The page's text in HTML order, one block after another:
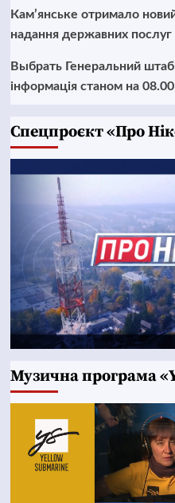
Кам’янське отримало
надання державних
Выбрать Генеральний
інформація станом на
Cпецпроєкт «Про
Музична програма